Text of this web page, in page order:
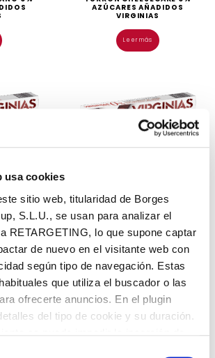
usa cookies
sitio web, titularidad de Borges
S.L.U., se usan para analizar el
RETARGETING, lo que supone captar
de nuevo en el visitante web con
según tipo de navegación. Estas
que utiliza el buscador o las
ofrecerte anuncios. En el plugin
del tipo de cookie y su duración.
AZÚCARES AÑADIDOS
VIRGINIAS
Leer más
AZÚCARES AÑADIDOS
Leer más